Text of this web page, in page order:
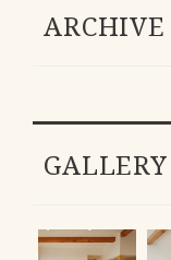
ARCHIVE
GALLERY